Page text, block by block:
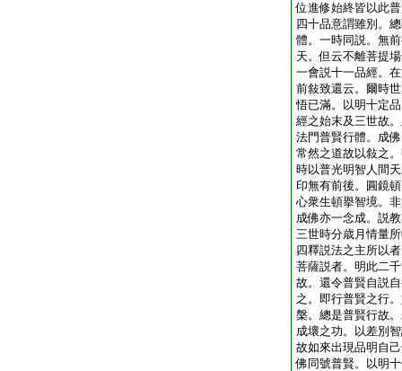
位進修始終皆以此
四十品意謂雖別。
體。一時同説。無
天。但云不離菩提
一會説十一品經。
前敍致還云。爾時
悟已滿。以明十定
經之始末及三世故
法門普賢行體。成
常然之道故以敍之
時以普光明智人間
印無有前後。圓鏡
心衆生頓擧智境。
成佛亦一念成。説
三世時分歳月情量
四釋説法之主所以
菩薩説者。明此二
故。還令普賢自説
之。即行普賢之行
槃。總是普賢行故
成壞之功。以差別
故如來出現品明自
佛同號普賢。以明